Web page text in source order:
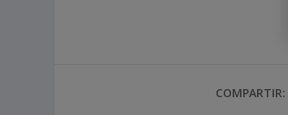
COMPARTIR: